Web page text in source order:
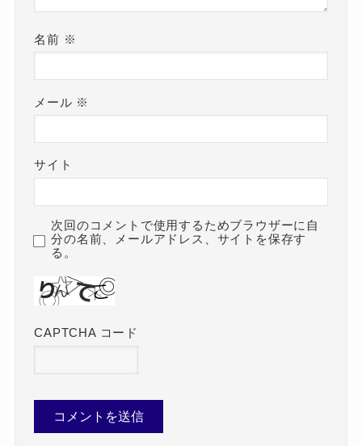
名前 ※
メール ※
サイト
次回のコメントで使用するためブラウザーに自
分の名前、メールアドレス、サイトを保存す
る。
CAPTCHA コード